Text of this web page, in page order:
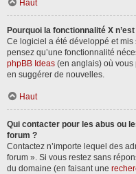
Haut
Pourquoi la fonctionnalité X
Ce logiciel a été développé et
pensez qu’une fonctionnalité
phpBB Ideas (en anglais) où vous
en suggérer de nouvelles.
Haut
Qui contacter pour les abus ou
forum ?
Contactez n’importe lequel des
forum ». Si vous restez sans
du domaine (en faisant une